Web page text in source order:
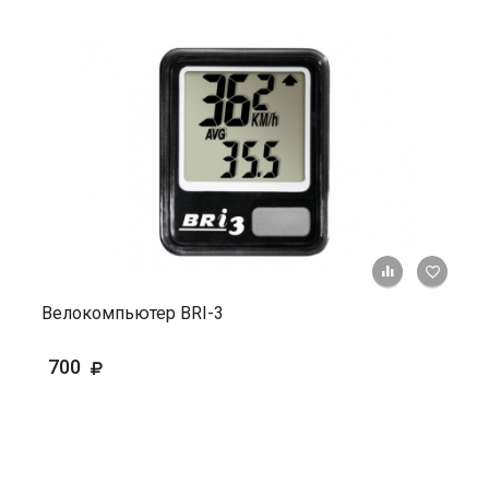
+ К
Велокомпьютер BRI-3
700